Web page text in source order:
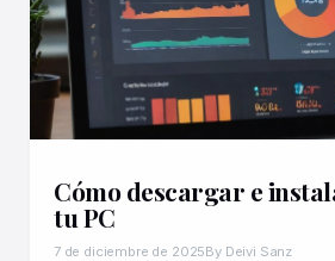
Cómo descargar e
tu PC
7 de diciembre de 2025By Deivi Sanz